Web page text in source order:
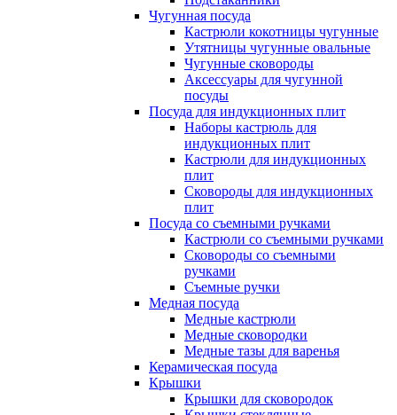
Чугунная посуда
Кастрюли кокотницы чугунные
Утятницы чугунные овальные
Чугунные сковороды
Аксессуары для чугунной
посуды
Посуда для индукционных плит
Наборы кастрюль для
индукционных плит
Кастрюли для индукционных
плит
Сковороды для индукционных
плит
Посуда со съемными ручками
Кастрюли со съемными ручками
Сковороды со съемными
ручками
Съемные ручки
Медная посуда
Медные кастрюли
Медные сковородки
Медные тазы для варенья
Керамическая посуда
Крышки
Крышки для сковородок